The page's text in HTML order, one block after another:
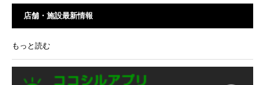
店舗・施設最新情報
もっと読む